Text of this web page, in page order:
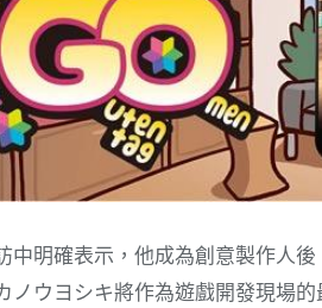
中明確表示，他成為創意製作人
ノウヨシキ將作為遊戲開發現場